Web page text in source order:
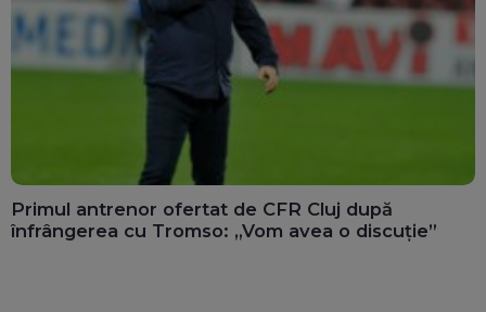
Primul antrenor ofertat de CFR Cluj după
înfrângerea cu Tromso: „Vom avea o discuție”